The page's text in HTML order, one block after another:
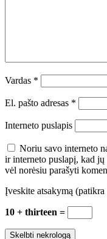
Vardas *
El. pašto adresas *
Interneto puslapis
Noriu savo interneto
ir interneto puslapį, kad
vėl norėsiu parašyti
Įveskite atsakymą
10 + thirteen =